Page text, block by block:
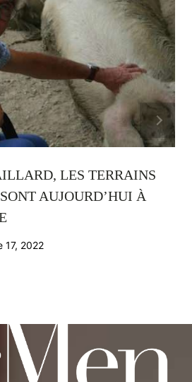
LES TERRAINS
AUJOURD’HUI À
17, 2022